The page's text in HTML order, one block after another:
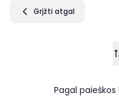
Grįžti atgal
Pagal